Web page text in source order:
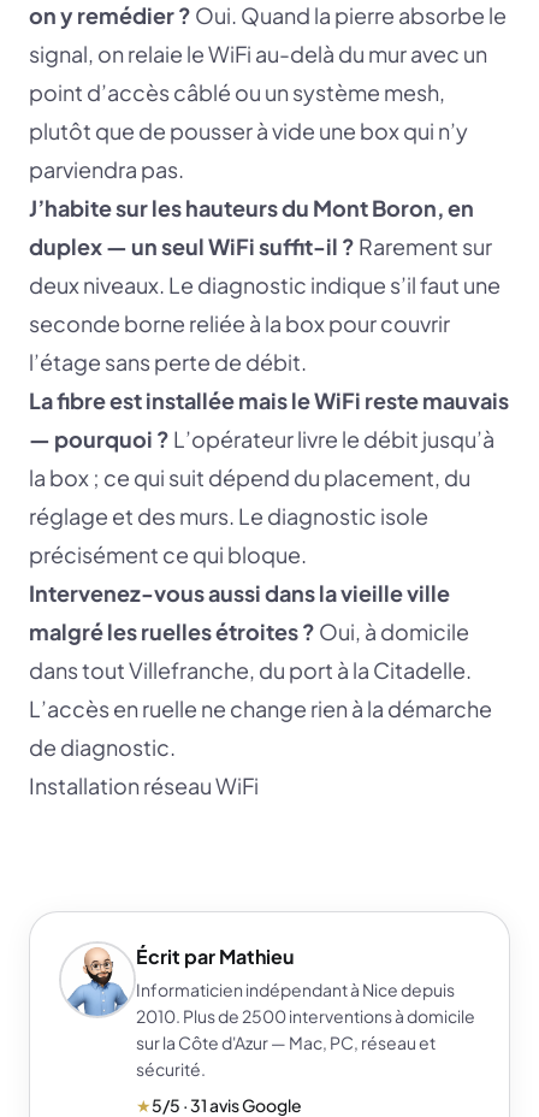
on y remédier ? Oui. Quand la pierre absorbe le
signal, on relaie le WiFi au-delà du mur avec un
point d’accès câblé ou un système mesh,
plutôt que de pousser à vide une box qui n’y
parviendra pas.
J’habite sur les hauteurs du Mont Boron, en
duplex — un seul WiFi suffit-il ? Rarement sur
deux niveaux. Le diagnostic indique s’il faut une
seconde borne reliée à la box pour couvrir
l’étage sans perte de débit.
La fibre est installée mais le WiFi reste mauvais
— pourquoi ? L’opérateur livre le débit jusqu’à
la box ; ce qui suit dépend du placement, du
réglage et des murs. Le diagnostic isole
précisément ce qui bloque.
Intervenez-vous aussi dans la vieille ville
malgré les ruelles étroites ? Oui, à domicile
dans tout Villefranche, du port à la Citadelle.
L’accès en ruelle ne change rien à la démarche
de diagnostic.
Installation réseau WiFi
Écrit par Mathieu
Informaticien indépendant à Nice depuis
2010. Plus de 2500 interventions à domicile
sur la Côte d'Azur — Mac, PC, réseau et
sécurité.
★5/5 · 31 avis Google